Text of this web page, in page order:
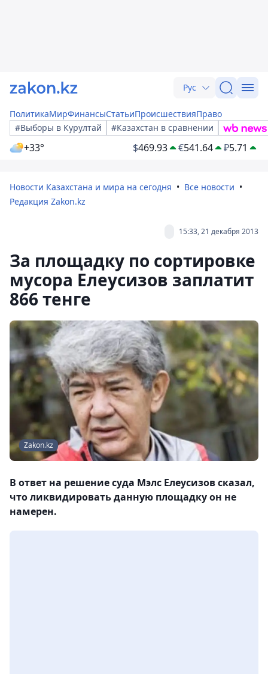
Рус
ПолитикаМирФинансыСтатьиПроисшествияПраво
#Выборы в Курултай
#Казахстан в сравнении
+33° $469.93 €541.64 ₽5.71
Новости Казахстана и мира на сегодня
Все новости
Редакция Zakon.kz
15:33, 21 декабря 2013
За площадку по сортировке
мусора Елеусизов заплатит
866 тенге
Zakon.kz
В ответ на решение суда Мэлс Елеусизов сказал,
что ликвидировать данную площадку он не
намерен.